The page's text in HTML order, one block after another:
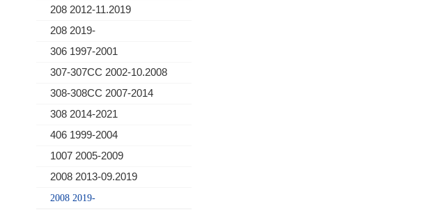
208 2012-11.2019
208 2019-
306 1997-2001
307-307CC 2002-10.2008
308-308CC 2007-2014
308 2014-2021
406 1999-2004
1007 2005-2009
2008 2013-09.2019
2008 2019-